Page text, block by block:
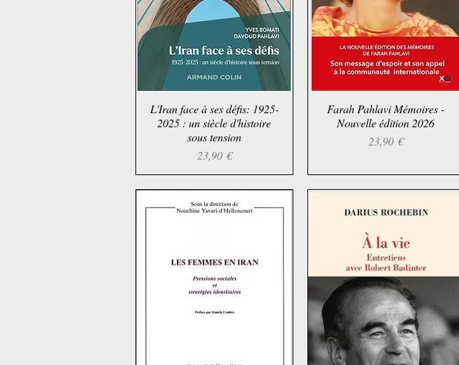
Aperçu rapide
L'Iran face à ses défis: 1925-
2025 : un siècle d'histoire
sous tension
Prix
23,90 €
Aperçu rapide
Farah Pahlavi Mémoires -
Nouvelle édition 2026
Prix
23,90 €